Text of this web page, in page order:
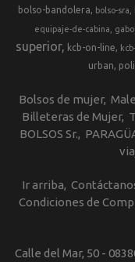
bolso-bandolera bolso-sra
equipaje-de-cabina
superior
kcb-on-line
urban
Bolsos de mujer
Billeteras de Mujer
BOLSOS Sr.
Ir arriba
Condiciones de
Calle del Mar, 50 -